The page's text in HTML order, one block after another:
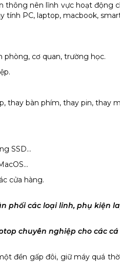
nên lĩnh vực hoạt động
tính PC, laptop, macbook,
phòng, cơ quan, trường học.
bàn phím, thay pin, thay
SSD…
cửa hàng.
phối các loại linh, phụ kiện
chuyên nghiệp cho các
đền gấp đôi, giữ máy quá